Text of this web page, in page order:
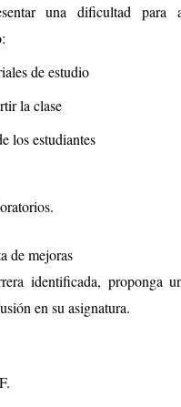
una dificultad para
de estudio
la clase
los estudiantes
de mejoras
identificada, proponga
en su asignatura.